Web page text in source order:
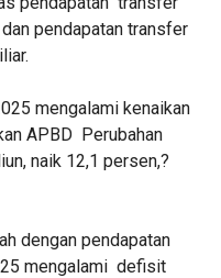
pendapatan transfer
mengalami kenaikan
APBD Perubahan
naik 12,1 persen,?
dengan pendapatan
mengalami defisit